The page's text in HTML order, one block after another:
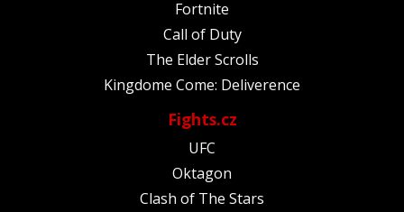
Fortnite
Call of Duty
The Elder Scrolls
Kingdome Come: Deliverence
Fights.cz
UFC
Oktagon
Clash of The Stars